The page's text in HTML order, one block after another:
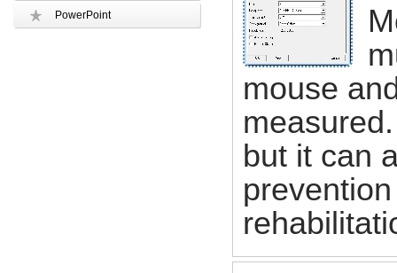
PowerPoint
mouse
but it can